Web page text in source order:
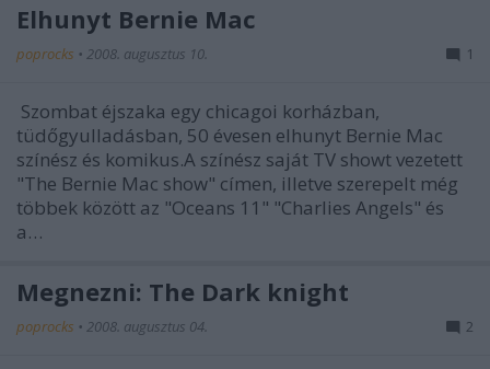
Elhunyt Bernie Mac
poprocks • 2008. augusztus 10. 1
Szombat éjszaka egy chicagoi korházban,
tüdőgyulladásban, 50 évesen elhunyt Bernie Mac
színész és komikus.A színész saját TV showt vezetett
"The Bernie Mac show" címen, illetve szerepelt még
többek között az "Oceans 11" "Charlies Angels" és
a…
Megnezni: The Dark knight
poprocks • 2008. augusztus 04. 2